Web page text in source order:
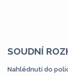
SOUDNÍ
Nahlédnutí do